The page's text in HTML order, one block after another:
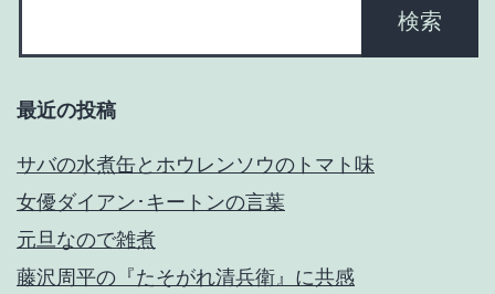
最近の投稿
サバの水煮缶とホウレンソウのトマト味
女優ダイアン･キートンの言葉
元旦なので雑煮
藤沢周平の『たそがれ清兵衛』に共感